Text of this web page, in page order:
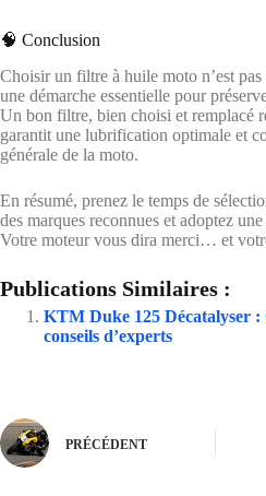
🧠 Conclusion
Choisir un filtre à huile moto n’est
une démarche essentielle pour
Un bon filtre, bien choisi et remplacé
garantit une lubrification optimale et
générale de la moto.
En résumé, prenez le temps de
des marques reconnues et adoptez
Votre moteur vous dira merci… et
Publications Similaires :
KTM Duke 125 Décatalyser :
conseils d’experts
PRÉCÉDENT